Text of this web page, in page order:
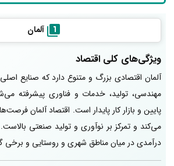
آلمان
ویژگی‌های کلی اقتصاد
آلمان اقتصادی بزرگ و متنوع دارد که صنایع
مهندسی، تولید، خدمات و فناوری پیشرفته
پایین و بازار کار پایدار است. اقتصاد آلمان
می‌کند و تمرکز بر نوآوری و تولید صنعتی بالاست.
درآمدی در میان مناطق شهری و روستایی و برخی